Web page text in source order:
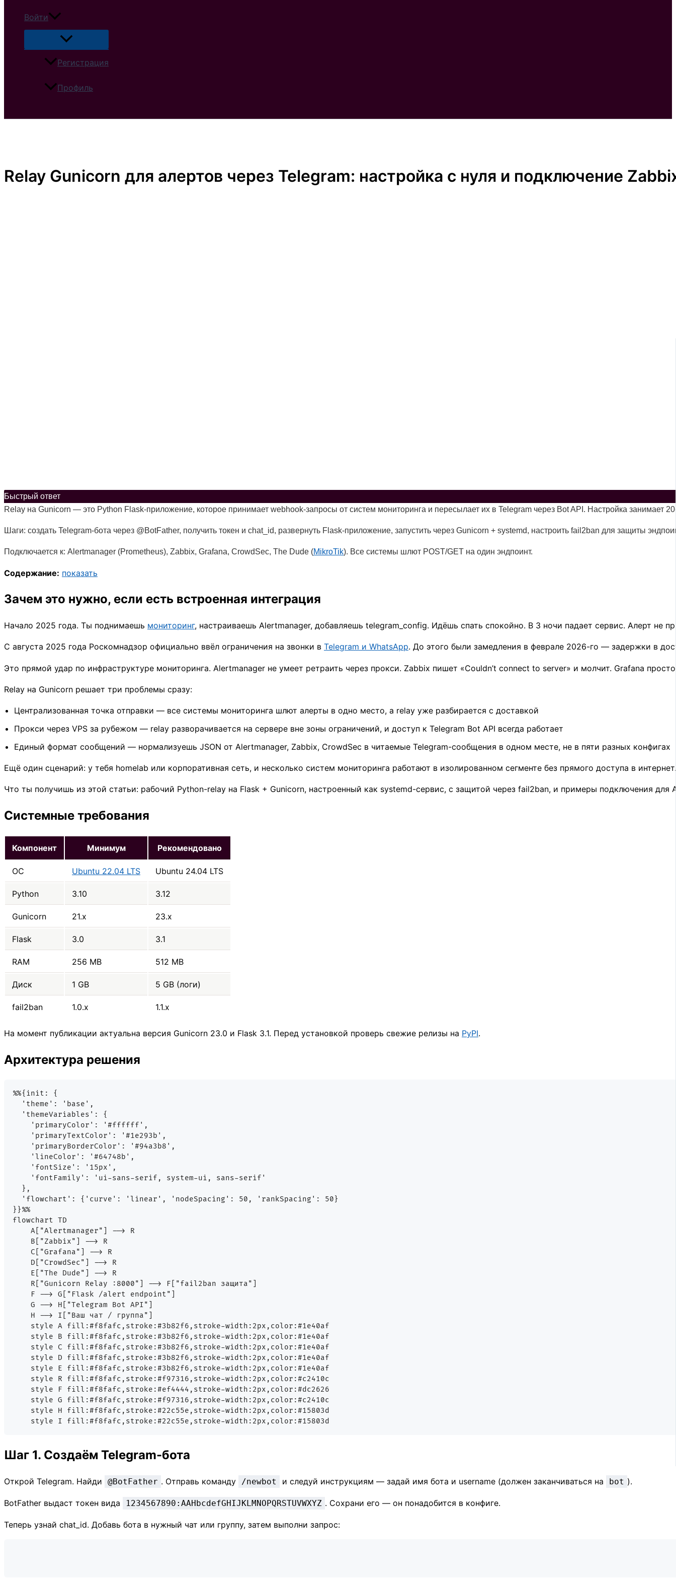
Войти
Регистрация
Профиль
Relay Gunicorn для алертов через Telegram: настройка с нуля и подключение
Быстрый ответ
Relay на Gunicorn — это Python Flask-приложение, которое принимает webhook-запросы от систем мониторинга и пересылает их в Telegram через Bot API. Настройка занимает
Шаги: создать Telegram-бота через @BotFather, получить токен и chat_id, развернуть Flask-приложение, запустить через Gunicorn + systemd, настроить fail2ban для защиты
Подключается к: Alertmanager (Prometheus), Zabbix, Grafana, CrowdSec, The Dude (MikroTik). Все системы шлют POST/GET на один эндпоинт.
Содержание: показать
Зачем это нужно, если есть встроенная интеграция
Начало 2025 года. Ты поднимаешь мониторинг, настраиваешь Alertmanager, добавляешь telegram_config. Идёшь спать спокойно. В 3 ночи падает сервис. Алерт не
С августа 2025 года Роскомнадзор официально ввёл ограничения на звонки в Telegram и WhatsApp. До этого были замедления в феврале 2026-го — задержки в
Это прямой удар по инфраструктуре мониторинга. Alertmanager не умеет ретраить через прокси. Zabbix пишет «Couldn’t connect to server» и молчит. Grafana
Relay на Gunicorn решает три проблемы сразу:
Централизованная точка отправки — все системы мониторинга шлют алерты в одно место, а relay уже разбирается с доставкой
Прокси через VPS за рубежом — relay разворачивается на сервере вне зоны ограничений, и доступ к Telegram Bot API всегда работает
Единый формат сообщений — нормализуешь JSON от Alertmanager, Zabbix, CrowdSec в читаемые Telegram-сообщения в одном месте, не в пяти разных конфигах
Ещё один сценарий: у тебя homelab или корпоративная сеть, и несколько систем мониторинга работают в изолированном сегменте без прямого доступа в
Что ты получишь из этой статьи: рабочий Python-relay на Flask + Gunicorn, настроенный как systemd-сервис, с защитой через fail2ban, и примеры подключения
Системные требования
Компонент Минимум Рекомендовано
ОС Ubuntu 22.04 LTS Ubuntu 24.04 LTS
Python 3.10 3.12
Gunicorn 21.x 23.x
Flask 3.0 3.1
RAM 256 MB 512 MB
Диск 1 GB 5 GB (логи)
fail2ban 1.0.x 1.1.x
На момент публикации актуальна версия Gunicorn 23.0 и Flask 3.1. Перед установкой проверь свежие релизы на PyPI.
Архитектура решения
%%{init: {
  'theme': 'base',
  'themeVariables': {
    'primaryColor': '#ffffff',
    'primaryTextColor': '#1e293b',
    'primaryBorderColor': '#94a3b8',
    'lineColor': '#64748b',
    'fontSize': '15px',
    'fontFamily': 'ui-sans-serif, system-ui, sans-serif'
  },
  'flowchart': {'curve': 'linear', 'nodeSpacing': 50, 'rankSpacing': 50}
}}%%
flowchart TD
    A["Alertmanager"] --> R
    B["Zabbix"] --> R
    C["Grafana"] --> R
    D["CrowdSec"] --> R
    E["The Dude"] --> R
    R["Gunicorn Relay :8000"] --> F["fail2ban защита"]
    F --> G["Flask /alert endpoint"]
    G --> H["Telegram Bot API"]
    H --> I["Ваш чат / группа"]
    style A fill:#f8fafc,stroke:#3b82f6,stroke-width:2px,color:#1e40af
    style B fill:#f8fafc,stroke:#3b82f6,stroke-width:2px,color:#1e40af
    style C fill:#f8fafc,stroke:#3b82f6,stroke-width:2px,color:#1e40af
    style D fill:#f8fafc,stroke:#3b82f6,stroke-width:2px,color:#1e40af
    style E fill:#f8fafc,stroke:#3b82f6,stroke-width:2px,color:#1e40af
    style R fill:#f8fafc,stroke:#f97316,stroke-width:2px,color:#c2410c
    style F fill:#f8fafc,stroke:#ef4444,stroke-width:2px,color:#dc2626
    style G fill:#f8fafc,stroke:#f97316,stroke-width:2px,color:#c2410c
    style H fill:#f8fafc,stroke:#22c55e,stroke-width:2px,color:#15803d
Шаг 1. Создаём Telegram-бота
Открой Telegram. Найди @BotFather . Отправь команду /newbot и следуй инструкциям — задай имя бота и username (должен заканчиваться на bot ).
BotFather выдаст токен вида 1234567890:AAHbcdefGHIJKLMNOPQRSTUVWXYZ . Сохрани его — он понадобится в конфиге.
Теперь узнай chat_id. Добавь бота в нужный чат или группу, затем выполни запрос: